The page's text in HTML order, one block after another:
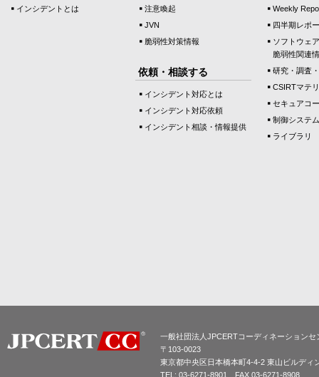
インシデントとは
注意喚起
JVN
脆弱性対策情報
依頼・相談する
インシデント対応とは
インシデント対応依頼
インシデント相談・情報提供
Weekly
四半期レポ
ソフトウェ
脆弱性関連
研究・調査
CSIRTマテ
セキュアコ
制御システ
ライブラリ
一般社団法人JPCERTコーディネーションセ
〒103-0023
東京都中央区日本橋本町4-4-2 東山ビルディ
TEL: 03-6271-8901 FAX 03-6271-8908